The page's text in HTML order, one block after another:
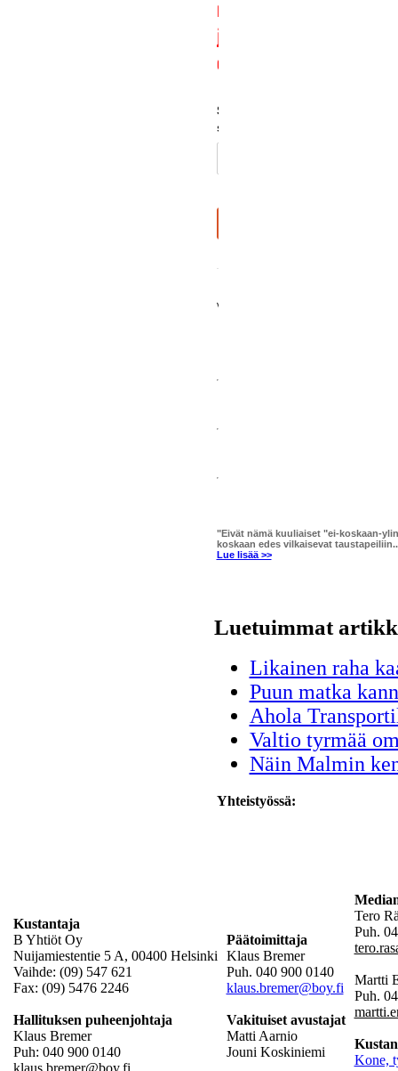
"Eivät nämä kuuliaiset "ei-koskaan-
koskaan edes vilkaisevat
Lue lisää >>
Luetuimmat
Likainen raha
Puun matka
Ahola
Valtio tyrmää
Näin Malmin
Yhteistyössä:
Kustantaja
B Yhtiöt Oy
Nuijamiestentie 5 A, 00400 Helsinki
Vaihde: (09) 547 621
Fax: (09) 5476 2246
Hallituksen puheenjohtaja
Klaus Bremer
Puh: 040 900 0140
klaus.bremer@boy.fi
Päätoimittaja
Klaus Bremer
Puh. 040 900 0140
klaus.bremer@boy.fi
Vakituiset avustajat
Matti Aarnio
Jouni Koskiniemi
Tero
Puh.
Martti
Puh.
Kone,